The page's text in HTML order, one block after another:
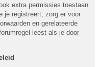
extra permissies toestaan
je registreert, zorg er voor
en gerelateerde
leest als je door